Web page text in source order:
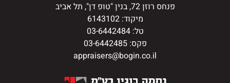
פנחס רוזן 72, בנין "טופ דן", תל אביב
מיקוד: 6143102
טל: 03-6442484
פקס: 03-6442485
appraisers@bogin.co.il